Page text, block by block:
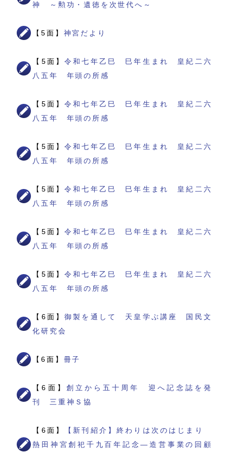
神 ～勲功・遺徳を次世代へ～
【5面】 神宮だより
【5面】令和七年乙巳 巳年生まれ 皇紀二六
八五年 年頭の所感
【5面】令和七年乙巳 巳年生まれ 皇紀二六
八五年 年頭の所感
【5面】令和七年乙巳 巳年生まれ 皇紀二六
八五年 年頭の所感
【5面】令和七年乙巳 巳年生まれ 皇紀二六
八五年 年頭の所感
【5面】令和七年乙巳 巳年生まれ 皇紀二六
八五年 年頭の所感
【5面】令和七年乙巳 巳年生まれ 皇紀二六
八五年 年頭の所感
【6面】御製を通して 天皇学ぶ講座 国民文
化研究会
【6面】 冊子
【6面】 創立から五十周年 迎へ記念誌を発
刊 三重神Ｓ協
【6面】
【新刊紹介】終わりは次のはじまり
熱田神宮創祀千九百年記念―造営事業の回顧